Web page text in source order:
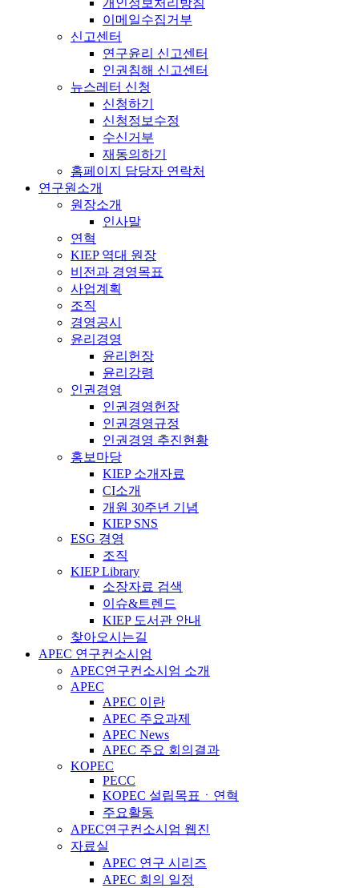
이메일수집거부
신고센터
연구윤리 신고센터
인권침해 신고센터
뉴스레터 신청
신청하기
신청정보수정
수신거부
재동의하기
홈페이지 담당자 연락처
연구원소개
원장소개
인사말
연혁
KIEP 역대 원장
비전과 경영목표
사업계획
조직
경영공시
윤리경영
윤리헌장
윤리강령
인권경영
인권경영헌장
인권경영규정
인권경영 추진현황
홍보마당
KIEP 소개자료
CI소개
개원 30주년 기념
KIEP SNS
ESG 경영
조직
KIEP Library
소장자료 검색
이슈&트렌드
KIEP 도서관 안내
찾아오시는길
APEC 연구컨소시엄
APEC연구컨소시엄 소개
APEC
APEC 이란
APEC 주요과제
APEC News
APEC 주요 회의결과
KOPEC
PECC
KOPEC 설립목표ㆍ연혁
주요활동
APEC연구컨소시엄 웹진
자료실
APEC 연구 시리즈
APEC 회의 일정